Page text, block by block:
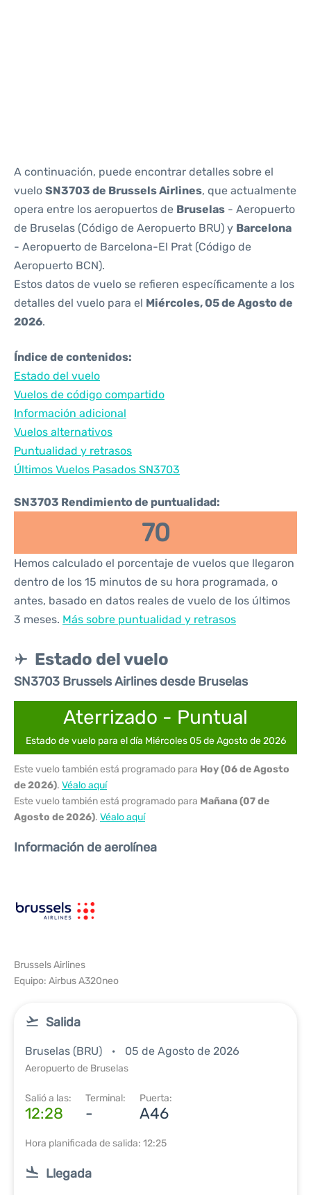
A continuación, puede encontrar detalles sobre el
vuelo SN3703 de Brussels Airlines, que actualmente
opera entre los aeropuertos de Bruselas - Aeropuerto
de Bruselas (Código de Aeropuerto BRU) y Barcelona
- Aeropuerto de Barcelona-El Prat (Código de
Aeropuerto BCN).
Estos datos de vuelo se refieren específicamente a los
detalles del vuelo para el Miércoles, 05 de Agosto de
2026.
Índice de contenidos:
Estado del vuelo
Vuelos de código compartido
Información adicional
Vuelos alternativos
Puntualidad y retrasos
Últimos Vuelos Pasados SN3703
SN3703 Rendimiento de puntualidad:
70
Hemos calculado el porcentaje de vuelos que llegaron
dentro de los 15 minutos de su hora programada, o
antes, basado en datos reales de vuelo de los últimos
3 meses. Más sobre puntualidad y retrasos
Estado del vuelo
SN3703 Brussels Airlines desde Bruselas
Aterrizado - Puntual
Estado de vuelo para el día Miércoles 05 de Agosto de 2026
Este vuelo también está programado para Hoy (06 de Agosto
de 2026). Véalo aquí
Este vuelo también está programado para Mañana (07 de
Agosto de 2026). Véalo aquí
Información de aerolínea
Brussels Airlines
Equipo: Airbus A320neo
Salida
Bruselas (BRU) 05 de Agosto de 2026
Aeropuerto de Bruselas
Salió a las:
12:28
Terminal:
-
Puerta:
A46
Hora planificada de salida: 12:25
Llegada